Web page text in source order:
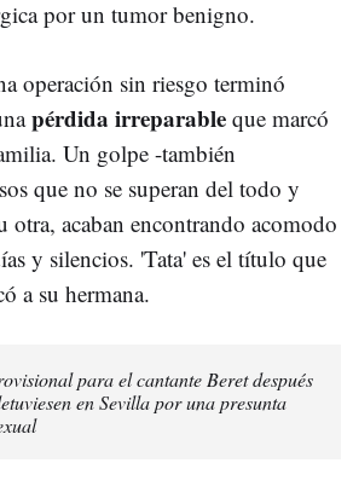
por un tumor benigno.
operación sin riesgo terminó
pérdida irreparable que marcó
Un golpe -también
que no se superan del todo y
otra, acaban encontrando acomodo
y silencios. 'Tata' es el título que
a su hermana.
para el cantante Beret después
en Sevilla por una presunta